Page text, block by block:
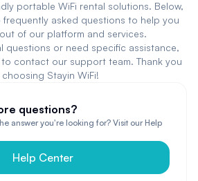
portable WiFi rental solutions. Below,
frequently asked questions to help you
of our platform and services.
questions or need specific assistance,
contact our support team. Thank you
Stayin WiFi!
questions?
answer you're looking for? Visit our Help
Help Center